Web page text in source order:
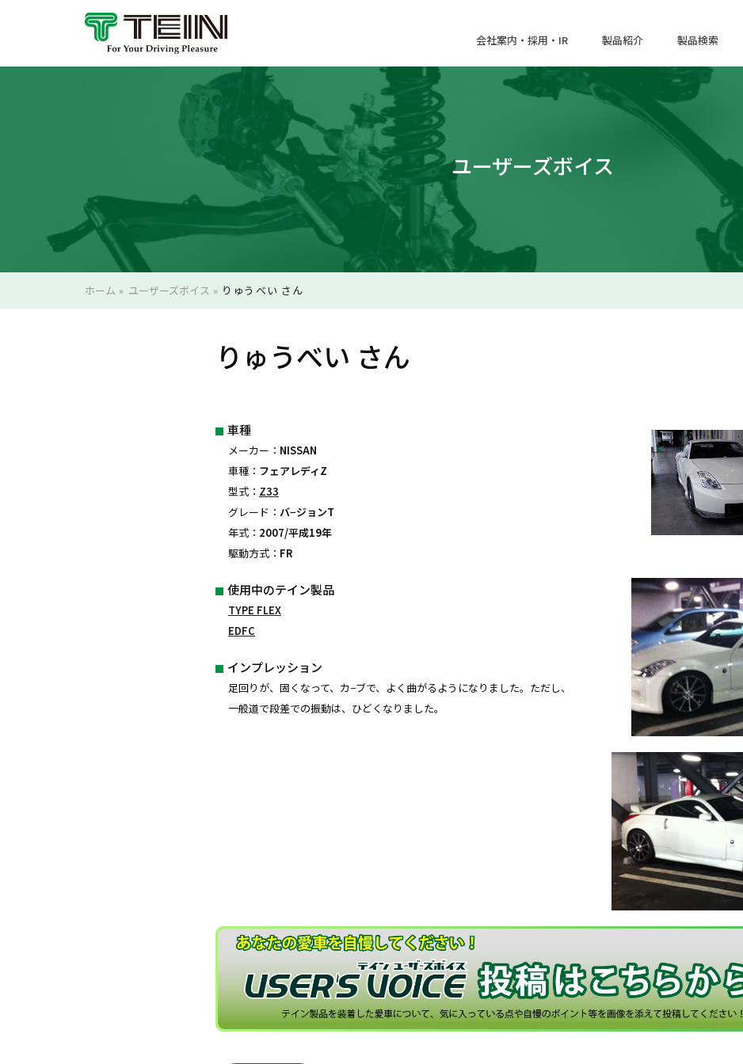
会社案内・採用・IR 製品紹介 製品検索
ユーザーズボイス
ホーム » ユーザーズボイス » りゅうべい さん
りゅうべい さん
車種
メーカー： NISSAN
車種： フェアレディZ
型式： Z33
グレード： バ−ジョンT
年式： 2007/平成19年
駆動方式： FR
使用中のテイン製品
TYPE FLEX
EDFC
インプレッション
足回りが、固くなって、カ−ブで、よく曲がるようになりました。ただし、
一般道で段差での振動は、ひどくなりました。